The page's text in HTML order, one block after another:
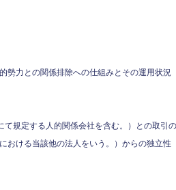
勢力との関係排除への仕組みとその運用状況
規定する人的関係会社を含む。）との取引
おける当該他の法人をいう。）からの独立性